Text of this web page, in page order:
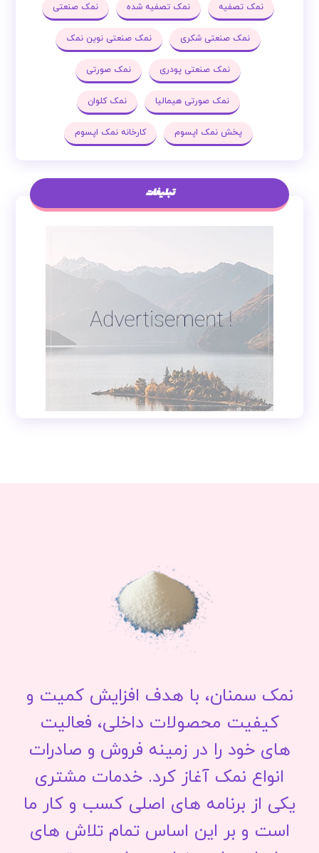
نمک تصفیه نمک تصفیه شده نمک صنعتی
نمک صنعتی شکری نمک صنعتی نوین نمک
نمک صنعتی پودری نمک صورتی
نمک صورتی هیمالیا نمک کلوان
پخش نمک اپسوم کارخانه نمک اپسوم
تبلیغات
نمک سمنان، با هدف افزایش کمیت و
کیفیت محصولات داخلی، فعالیت
های خود را در زمینه فروش و صادرات
انواع نمک آغاز کرد. خدمات مشتری
یکی از برنامه های اصلی کسب و کار ما
است و بر این اساس تمام تلاش های